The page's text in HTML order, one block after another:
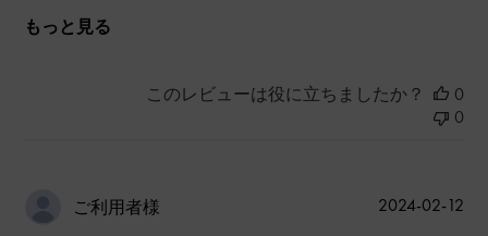
もっと見る
このレビューは役に立ちましたか？
0
0
ご利用者様
公
2024-02-12